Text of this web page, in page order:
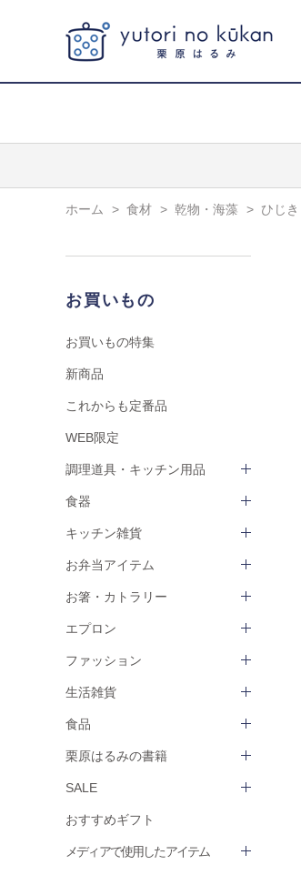
ホーム > 食材 > 乾物・海藻 > ひじき
お買いもの
お買いもの特集
新商品
これからも定番品
WEB限定
調理道具・キッチン用品
食器
キッチン雑貨
お弁当アイテム
お箸・カトラリー
エプロン
ファッション
生活雑貨
食品
栗原はるみの書籍
SALE
おすすめギフト
メディアで使用したアイテム